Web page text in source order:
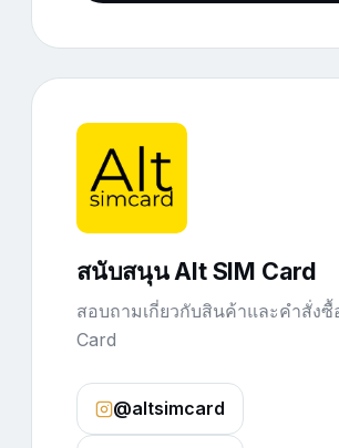
สนับสนุน Alt SIM Card
สอบถามเกี่ยวกับสินค้าและคำสั่งซื้
Card
@altsimcard